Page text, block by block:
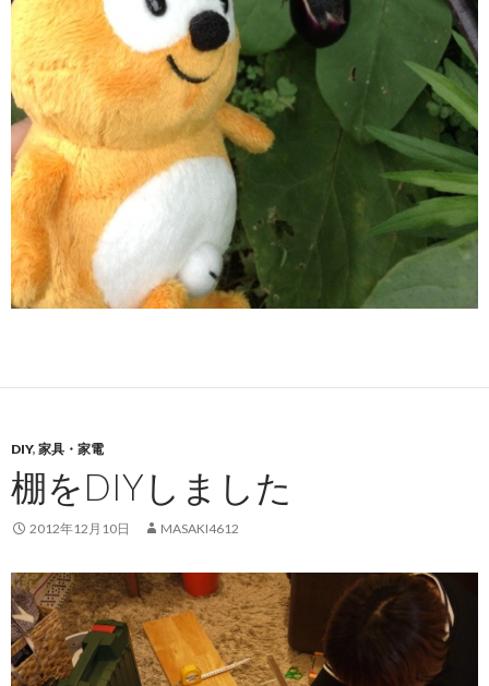
DIY, 家具・家電
棚をDIYしました
2012年12月10日 MASAKI4612